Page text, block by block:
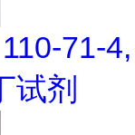
71-4,
试剂